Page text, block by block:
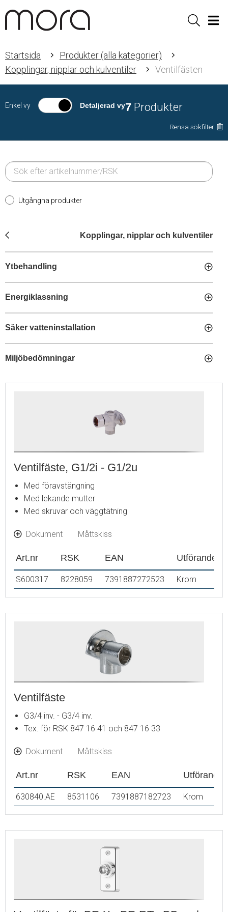
Sök
Startsida
Produkter (alla kategorier)
Kopplingar, nipplar och kulventiler
Ventilfästen
Enkel vy Detaljerad vy7 Produkter
Rensa sökfilter
Utgångna produkter
Kopplingar, nipplar och kulventiler
Ytbehandling
Energiklassning
Säker vatteninstallation
Miljöbedömningar
Ventilfäste, G1/2i - G1/2u
Med föravstängning
Med lekande mutter
Med skruvar och väggtätning
Dokument Måttskiss
Art.nr RSK EAN Utförande
S600317 8228059 7391887272523 Krom
Ventilfäste
G3/4 inv. - G3/4 inv.
Tex. för RSK 847 16 41 och 847 16 33
Dokument Måttskiss
Art.nr RSK EAN Utförande
630840.AE 8531106 7391887182723 Krom